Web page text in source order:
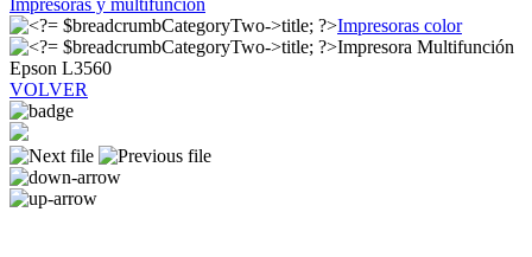
Impresoras y multifunción
Impresoras color
Impresora Multifunción
Epson L3560
VOLVER